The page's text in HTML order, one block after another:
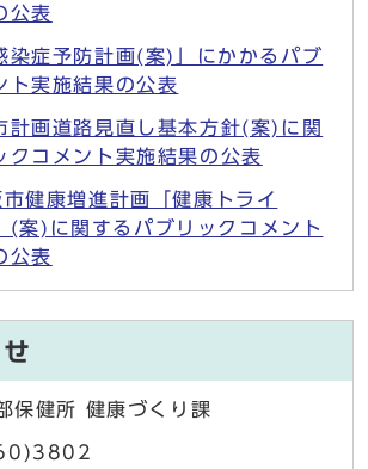
公表
染症予防計画(案)」にかかるパブ
ト実施結果の公表
計画道路見直し基本方針(案)に関
クコメント実施結果の公表
健康増進計画「健康トライ
案)に関するパブリックコメント
公表
保健所 健康づくり課